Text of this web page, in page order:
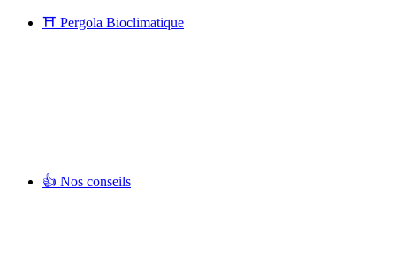
⛩ Pergola Bioclimatique
👍 Nos conseils